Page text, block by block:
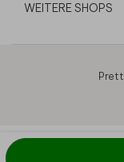
WEITERE SHOPS
AGB